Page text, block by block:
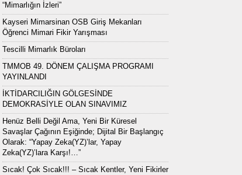
“Mimarlığın İzleri”
Kayseri Mimarsinan OSB Giriş Mekanları
Öğrenci Mimari Fikir Yarışması
Tescilli Mimarlık Büroları
TMMOB 49. DÖNEM ÇALIŞMA PROGRAMI
YAYINLANDI
İKTİDARCILIĞIN GÖLGESİNDE
DEMOKRASİYLE OLAN SINAVIMIZ
Henüz Belli Değil Ama, Yeni Bir Küresel
Savaşlar Çağının Eşiğinde; Dijital Bir Başlangıç
Olarak: “Yapay Zeka(YZ)’lar, Yapay
Zeka(YZ)’lara Karşı!…”
Sıcak! Çok Sıcak!!! – Sıcak Kentler, Yeni Fikirler